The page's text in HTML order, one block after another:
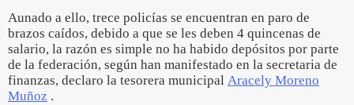
Aunado a ello, trece policías se encuentran en paro de
brazos caídos, debido a que se les deben 4 quincenas de
salario, la razón es simple no ha habido depósitos por parte
de la federación, según han manifestado en la secretaria de
finanzas, declaro la tesorera municipal Aracely Moreno
Muñoz .